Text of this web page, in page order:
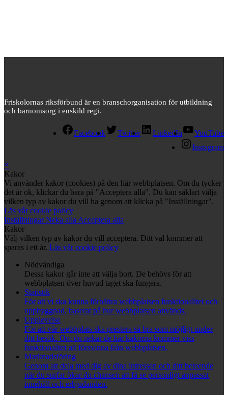
Friskolornas riksförbund är en branschorganisation för utbildning
och barnomsorg i enskild regi.
Facebook Twitter LinkedIn
YouTube
Instagram
×
Kakor
Vi använder kakor (cookies) på den här webbplatsen. Om du tycker
det är ok, klickar du bara på "Acceptera alla". Du kan såklart välja
vilken typ av kakor du vill ha genom att klicka på "Inställningar".
Läs vår cookie policy
InställningarNeka allaAcceptera alla
Kakor
Välj vilken typ av kakor du vill acceptera. Ditt val kommer att
sparas i ett år. Läs vår cookie policy
Nödvändiga
Dessa kakor går inte att välja bort. De behövs för att
webbplatsen över huvud taget ska fungera.
Statistik
För att vi ska kunna förbättra webbplatsen funktionalitet och
uppbyggnad, baserat på hur webbplatsen används.
Upplevelse
För att vår webbplats ska prestera så bra som möjligt under
ditt besök. Om du nekar de här kakorna kommer viss
funktionalitet att försvinna från webbplatsen.
Marknadsföring
Genom att dela med dig av dina intressen och ditt beteende
när du surfar ökar du chansen att få se personligt anpassat
innehåll och erbjudanden.